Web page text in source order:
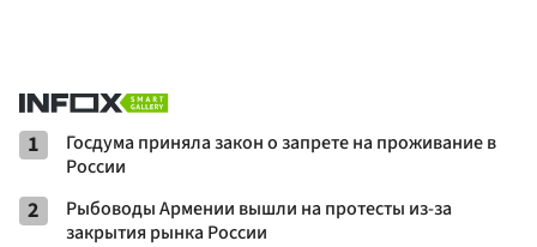
1
Госдума приняла закон о запрете на проживание в
России
2
Рыбоводы Армении вышли на протесты из-за
закрытия рынка России